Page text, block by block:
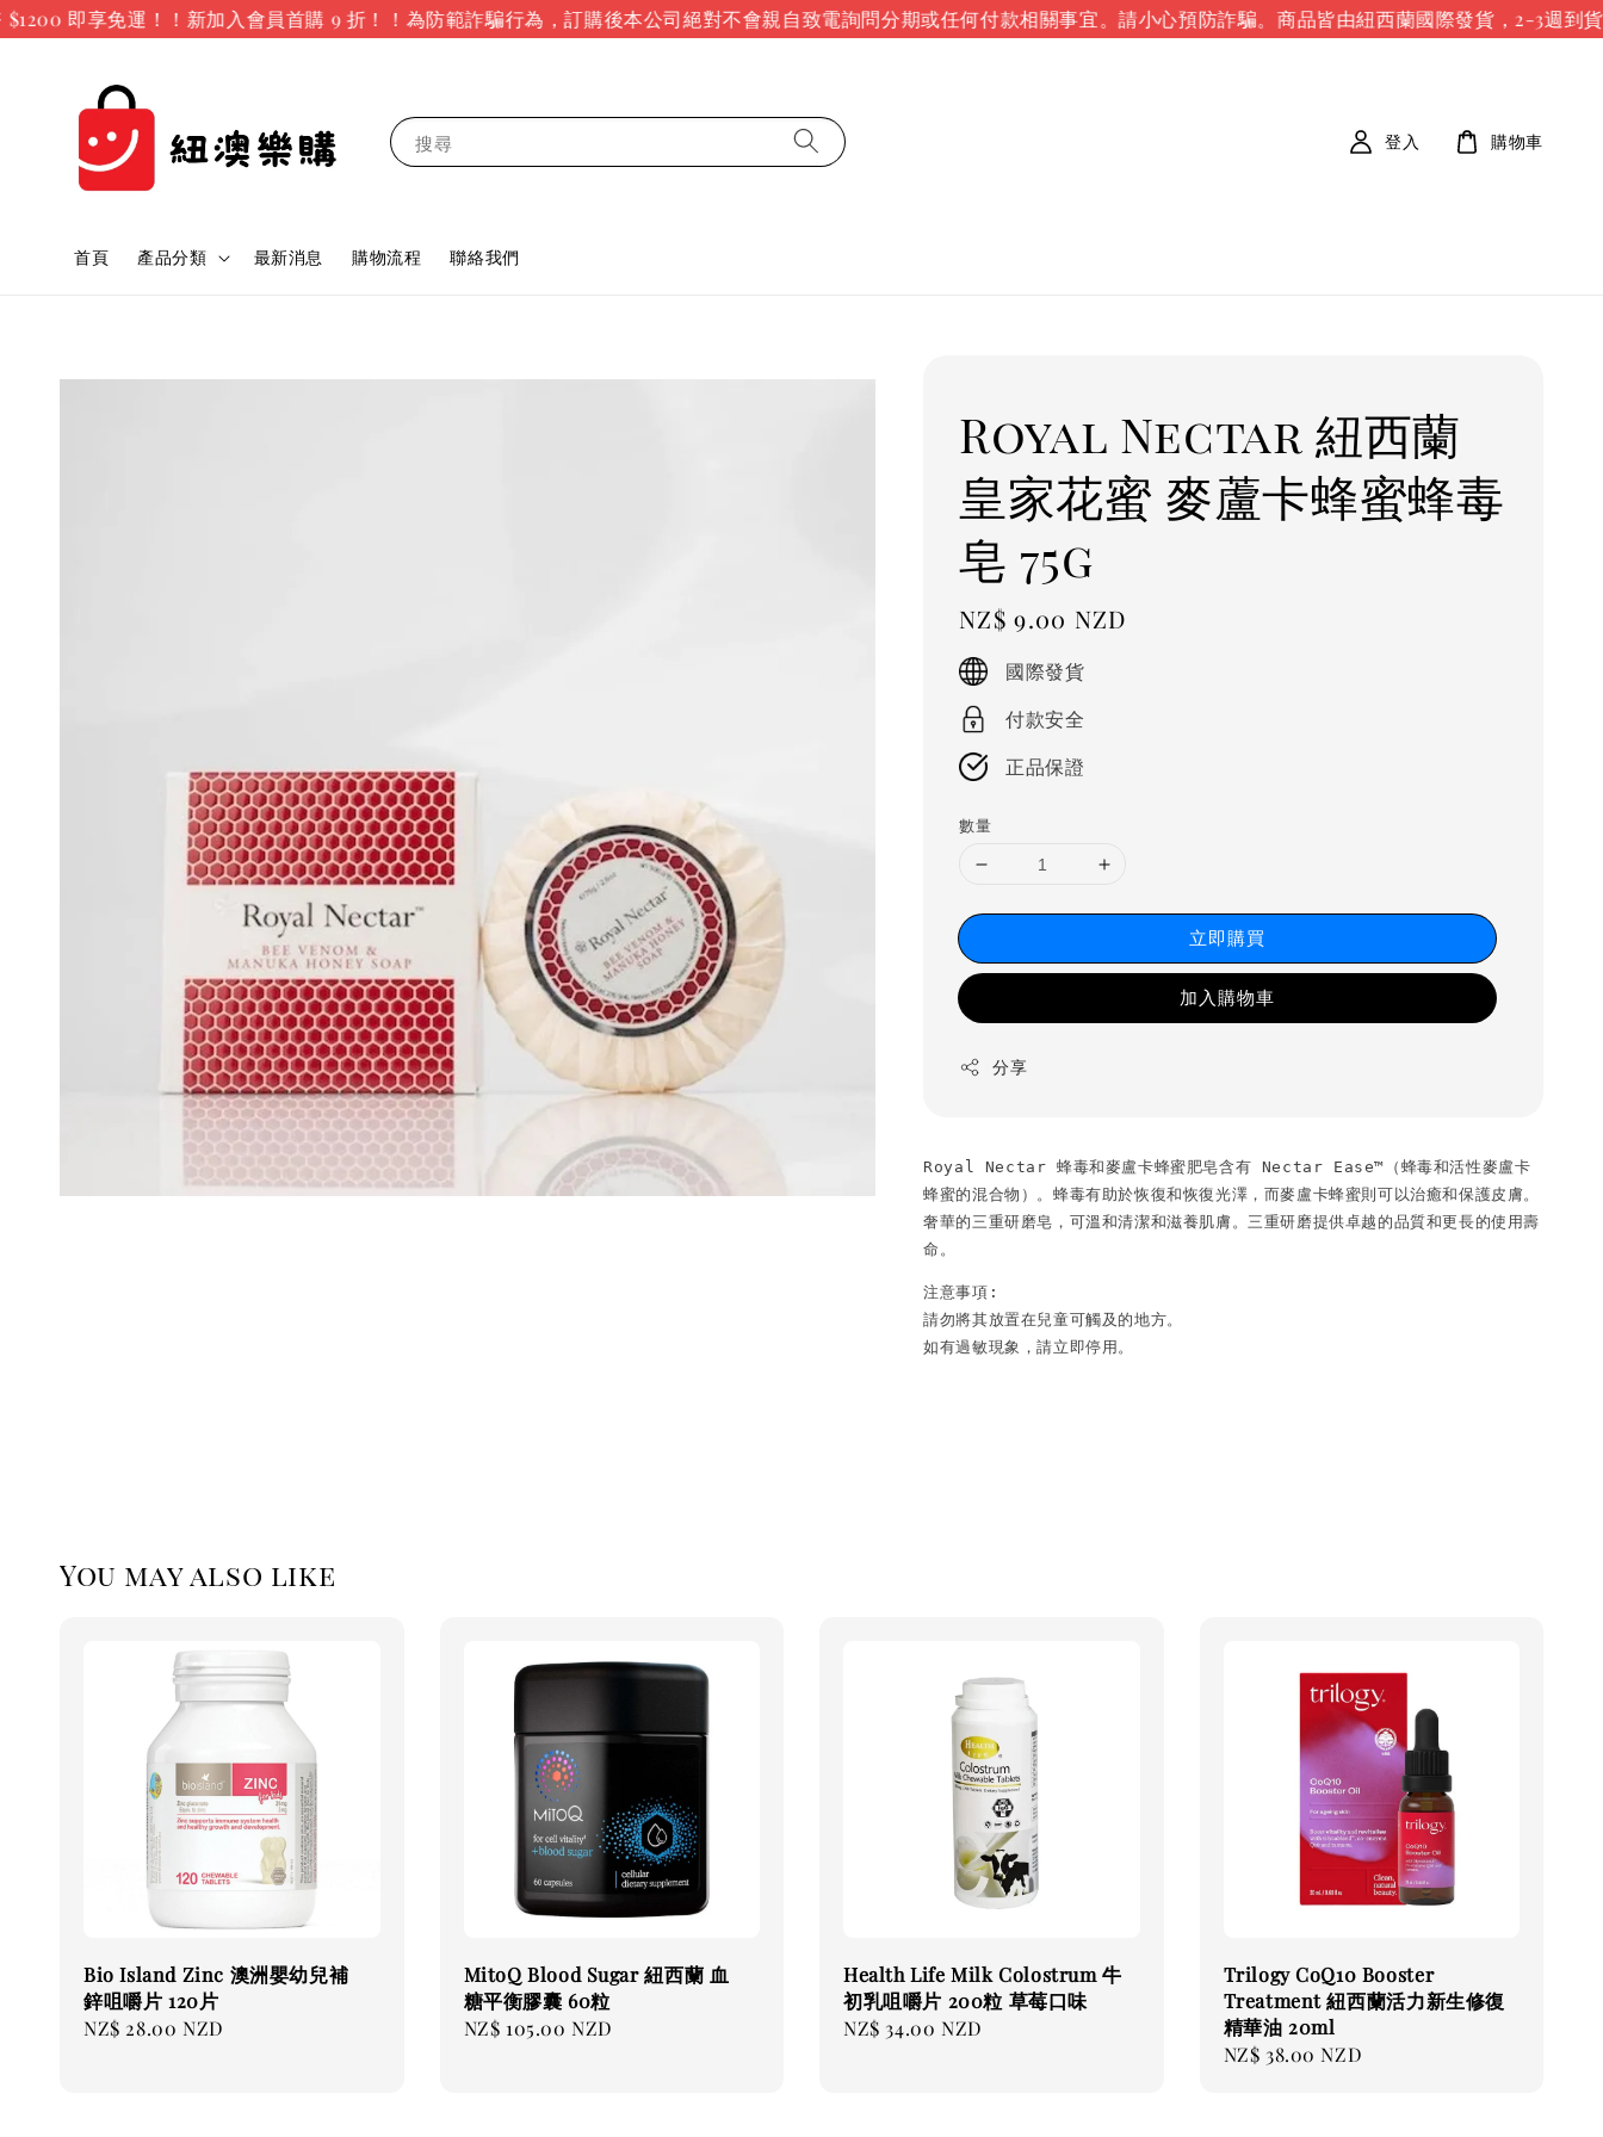
即享免運！！新加入會員首購 9 折！！ 為防範詐騙行為，訂購後本公司絕對不會親自致電詢問分期或任何付款相關事宜。請小心預防詐騙。商品皆由紐西蘭國際發貨，2-3週到貨
搜尋
首頁 產品分類 最新消息 購物流程 聯絡我們
登入 購物車
Royal Nectar 紐西蘭
皇家花蜜 麥蘆卡蜂蜜蜂毒
皂 75g
Regular
price
NZ$ 9.00 NZD
國際發貨
付款安全
正品保證
數量
立即購買
加入購物車
分享
Royal Nectar 蜂毒和麥盧卡蜂蜜肥皂含有 Nectar Ease™（蜂毒和活性麥盧卡
蜂蜜的混合物）。蜂毒有助於恢復和恢復光澤，而麥盧卡蜂蜜則可以治癒和保護皮膚。
奢華的三重研磨皂，可溫和清潔和滋養肌膚。三重研磨提供卓越的品質和更長的使用壽
命。
注意事項:
請勿將其放置在兒童可觸及的地方。
如有過敏現象，請立即停用。
You may also like
Bio Island Zinc 澳洲嬰幼兒補
鋅咀嚼片 120片
Regular
NZ$ 28.00 NZD
MitoQ Blood Sugar 紐西蘭 血
糖平衡膠囊 60粒
Regular
NZ$ 105.00 NZD
Health Life Milk Colostrum 牛
初乳咀嚼片 200粒 草莓口味
Regular
NZ$ 34.00 NZD
Trilogy CoQ10 Booster
Treatment 紐西蘭活力新生修復
精華油 20ml
Regular
NZ$ 38.00 NZD